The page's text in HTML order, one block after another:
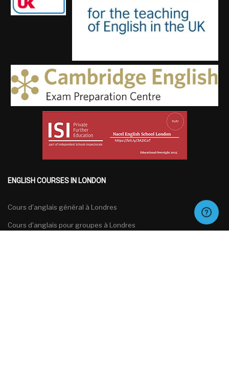
ENGLISH COURSES IN LONDON
Cours d'anglais général à Londres
Cours d'anglais pour groupes à Londres